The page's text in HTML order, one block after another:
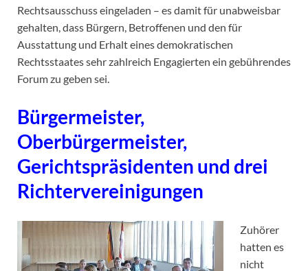
Rechtsausschuss eingeladen – es damit für unabweisbar
gehalten, dass Bürgern, Betroffenen und den für
Ausstattung und Erhalt eines demokratischen
Rechtsstaates sehr zahlreich Engagierten ein gebührendes
Forum zu geben sei.
Bürgermeister,
Oberbürgermeister,
Gerichtspräsidenten und drei
Richtervereinigungen
Zuhörer
hatten es
nicht